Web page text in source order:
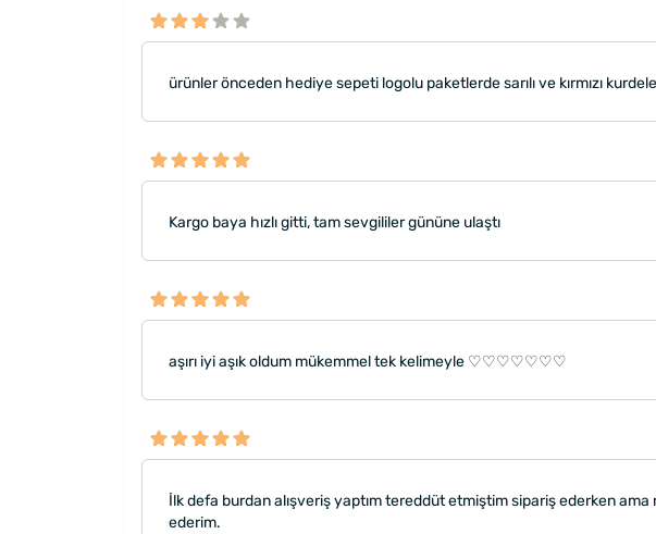
ürünler önceden hediye sepeti logolu paketlerde sarılı ve kırmızı
Kargo baya hızlı gitti, tam sevgililer gününe ulaştı
aşırı iyi aşık oldum mükemmel tek kelimeyle ♡♡♡♡♡♡♡
İlk defa burdan alışveriş yaptım tereddüt etmiştim sipariş ederken
ederim.